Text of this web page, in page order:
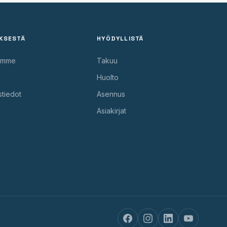
HYÖDYLLISTÄ
Takuu
Huolto
Asennus
Asiakirjat